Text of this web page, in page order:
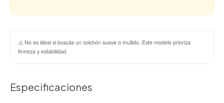
⚠️ No es ideal si buscás un colchón suave o mullido. Este modelo prioriza
firmeza y estabilidad.
Especificaciones